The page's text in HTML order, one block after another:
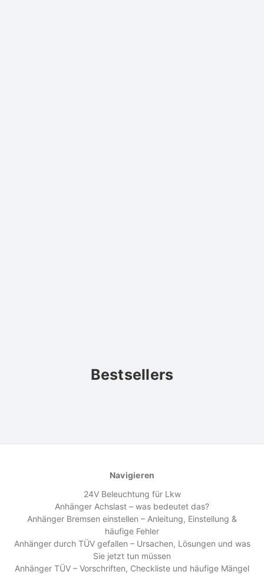
Bestsellers
Navigieren
24V Beleuchtung für Lkw
Anhänger Achslast – was bedeutet das?
Anhänger Bremsen einstellen – Anleitung, Einstellung &
häufige Fehler
Anhänger durch TÜV gefallen – Ursachen, Lösungen und was
Sie jetzt tun müssen
Anhänger TÜV – Vorschriften, Checkliste und häufige Mängel